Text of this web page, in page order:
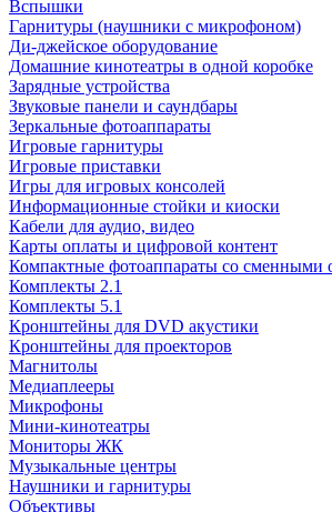
Вспышки
Гарнитуры (наушники с микрофоном)
Ди-джейское оборудование
Домашние кинотеатры в одной коробке
Зарядные устройства
Звуковые панели и саундбары
Зеркальные фотоаппараты
Игровые гарнитуры
Игровые приставки
Игры для игровых консолей
Информационные стойки и киоски
Кабели для аудио, видео
Карты оплаты и цифровой контент
Компактные фотоаппараты со сменными
Комплекты 2.1
Комплекты 5.1
Кронштейны для DVD акустики
Кронштейны для проекторов
Магнитолы
Медиаплееры
Микрофоны
Мини-кинотеатры
Мониторы ЖК
Музыкальные центры
Наушники и гарнитуры
Объективы